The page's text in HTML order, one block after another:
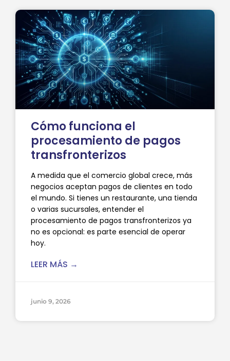
Cómo funciona el
procesamiento de pagos
transfronterizos
A medida que el comercio global crece, más
negocios aceptan pagos de clientes en todo
el mundo. Si tienes un restaurante, una tienda
o varias sucursales, entender el
procesamiento de pagos transfronterizos ya
no es opcional: es parte esencial de operar
hoy.
LEER MÁS →
junio 9, 2026